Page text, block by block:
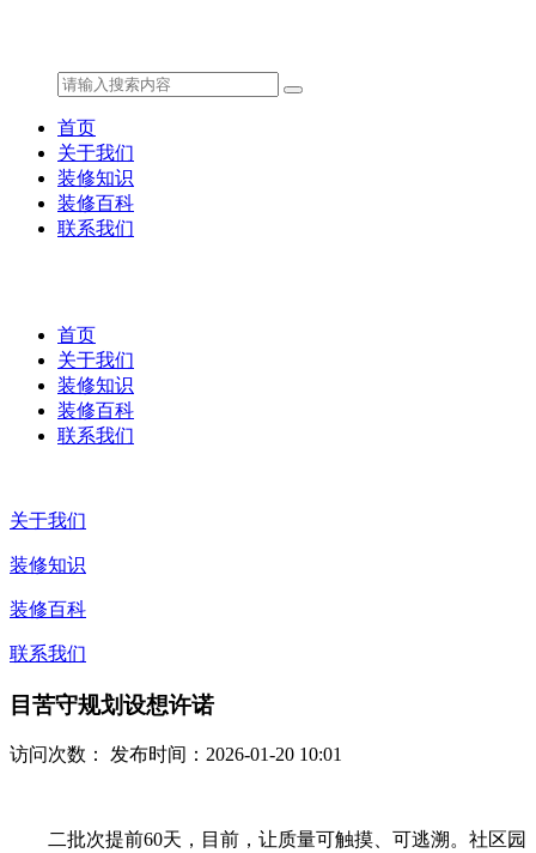
首页
关于我们
装修知识
装修百科
联系我们
首页
关于我们
装修知识
装修百科
联系我们
关于我们
装修知识
装修百科
联系我们
目苦守规划设想许诺
访问次数： 发布时间：2026-01-20 10:01
二批次提前60天，目前，让质量可触摸、可逃溯。社区园